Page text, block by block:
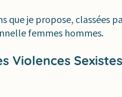
que je propose, classées
femmes hommes.
Violences